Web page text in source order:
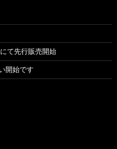
て先行販売開始
開始です